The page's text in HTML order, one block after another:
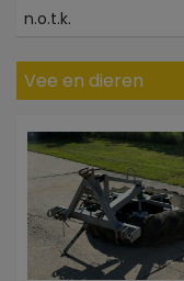
n.o.t.k.
Vee en dieren